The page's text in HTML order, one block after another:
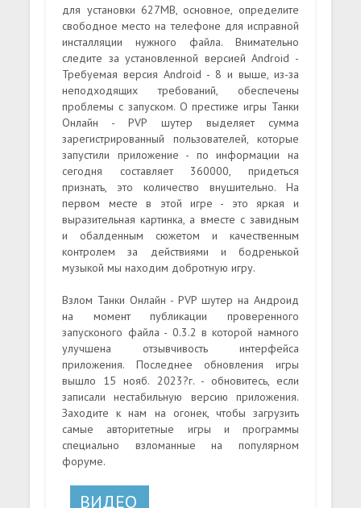
для установки 627MB, основное, определите
свободное место на телефоне для исправной
инсталляции нужного файла. Внимательно
следите за установленной версией Android -
Требуемая версия Android - 8 и выше, из-за
неподходящих требований, обеспечены
проблемы с запуском. О престиже игры Танки
Онлайн - PVP шутер выделяет сумма
зарегистрированный пользователей, которые
запустили приложение - по информации на
сегодня составляет 360000, придеться
признать, это количество внушительно. На
первом месте в этой игре - это яркая и
выразительная картинка, а вместе с завидным
и обалденным сюжетом и качественным
контролем за действиями и бодренькой
музыкой мы находим добротную игру.
Взлом Танки Онлайн - PVP шутер на Андроид
на момент публикации проверенного
запусконого файла - 0.3.2 в которой намного
улучшена отзывчивость интерфейса
приложения. Последнее обновления игры
вышло 15 нояб. 2023?г. - обновитесь, если
записали нестабильную версию приложения.
Заходите к нам на огонек, чтобы загрузить
самые авторитетные игры и программы
специально взломанные на популярном
форуме.
ВИДЕО